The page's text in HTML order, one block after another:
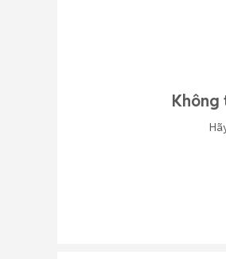
Không